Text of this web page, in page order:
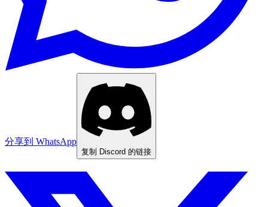
分享到 WhatsApp
复制 Discord 的链接